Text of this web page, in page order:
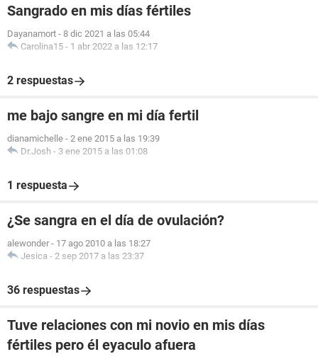
Sangrado en mis días fértiles
Dayanamort - 8 dic 2021 a las 05:44
Carolina15 - 1 abr 2022 a las 12:17
2 respuestas
me bajo sangre en mi día fertil
dianamichelle - 2 ene 2015 a las 19:39
Dr.Josh - 3 ene 2015 a las 01:08
1 respuesta
¿Se sangra en el día de ovulación?
alewonder - 17 ago 2010 a las 18:27
Jesica - 2 sep 2017 a las 23:37
36 respuestas
Tuve relaciones con mi novio en mis días
fértiles pero él eyaculo afuera